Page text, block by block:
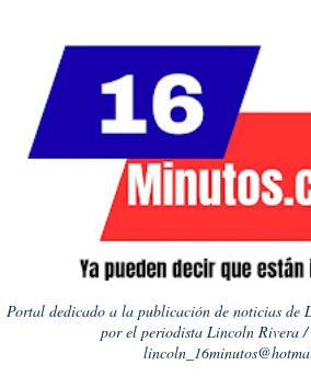
Portal dedicado a la publicación de noticias de
por el periodista Lincoln Rivera /